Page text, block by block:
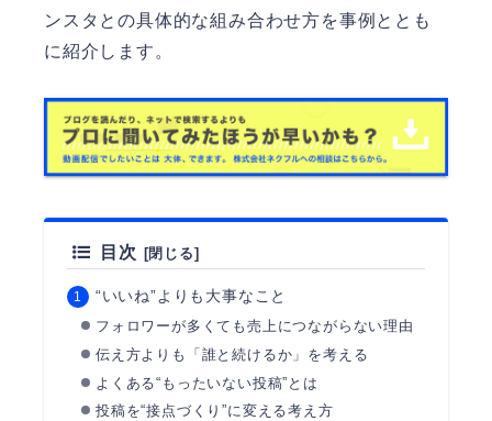
ンスタとの具体的な組み合わせ方を事例ととも
に紹介します。
目次
“いいね”よりも大事なこと
フォロワーが多くても売上につながらない理由
伝え方よりも「誰と続けるか」を考える
よくある“もったいない投稿”とは
投稿を“接点づくり”に変える考え方